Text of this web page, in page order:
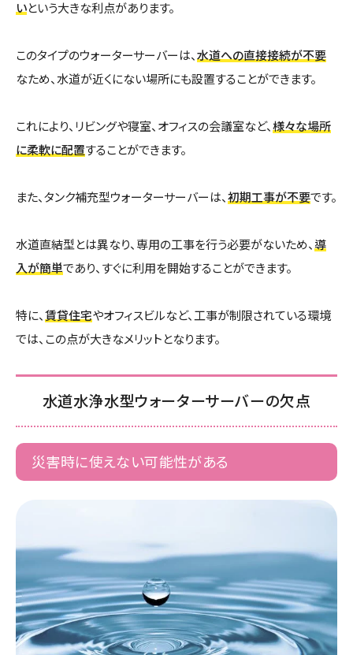
いという大きな利点があります。
このタイプのウォーターサーバーは、 水道への直接接続が不要
なため、水道が近くにない場所にも設置することができます。
これにより、リビングや寝室、オフィスの会議室など、 様々な場所
に柔軟に配置することができます。
また、タンク補充型ウォーターサーバーは、 初期工事が不要です。
水道直結型とは異なり、専用の工事を行う必要がないため、 導
入が簡単であり、すぐに利用を開始することができます。
特に、 賃貸住宅やオフィスビルなど、工事が制限されている環境
では、この点が大きなメリットとなります。
水道水浄水型ウォーターサーバーの欠点
災害時に使えない可能性がある